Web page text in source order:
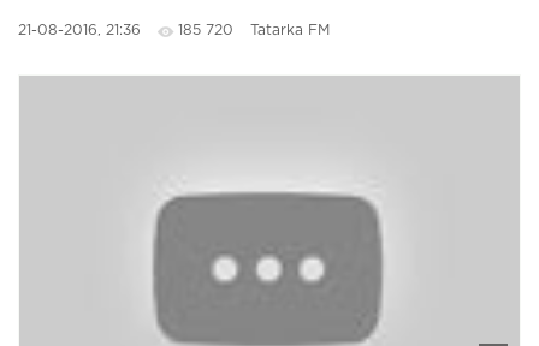
21-08-2016, 21:36 185 720 Tatarka FM